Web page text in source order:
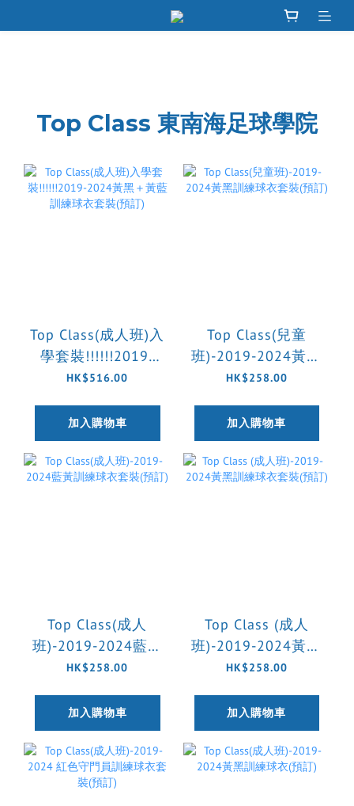
Top Class 東南海足球學院
Top Class(成人班)入
學套裝!!!!!!2019-
2024黃黑＋黃藍訓
HK$516.00
加入購物車
Top Class(兒童
班)-2019-2024黃黑
訓練球衣套裝(預訂)
HK$258.00
加入購物車
Top Class(成人
班)-2019-2024藍黃
訓練球衣套裝(預訂)
HK$258.00
加入購物車
Top Class (成人
班)-2019-2024黃黑
訓練球衣套裝(預訂)
HK$258.00
加入購物車